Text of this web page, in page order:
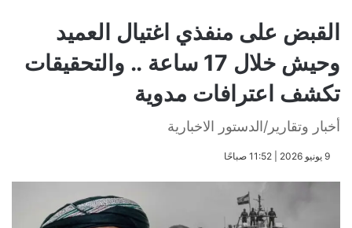
القبض على منفذي اغتيال العميد
وحيش خلال 17 ساعة .. والتحقيقات
تكشف اعترافات مدوية
أخبار وتقارير/الدستور الاخبارية
​9 يونيو 2026 | 11:52 صباحًا